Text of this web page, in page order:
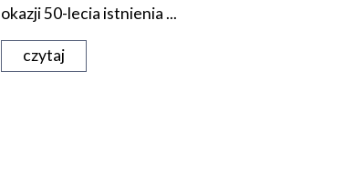
okazji 50-lecia istnienia ...
czytaj